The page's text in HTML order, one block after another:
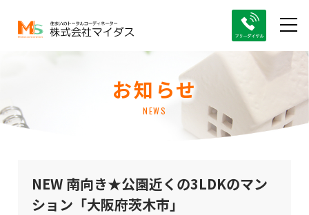
お知らせ
NEWS
NEW 南向き★公園近くの3LDKのマン
ション「大阪府茨木市」